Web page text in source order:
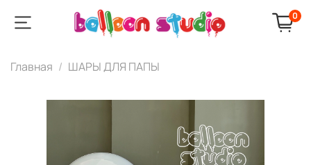
0
Главная ШАРЫ ДЛЯ ПАПЫ